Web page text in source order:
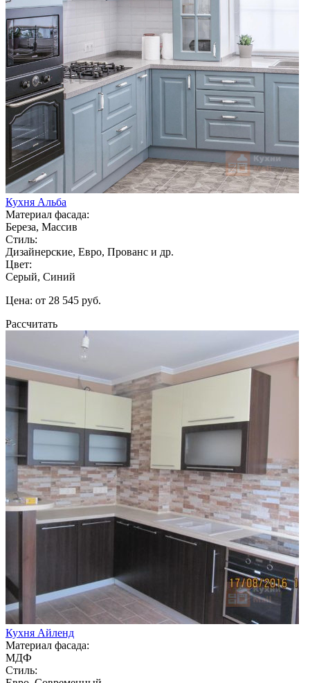
Кухня Альба
Материал фасада:
Береза, Массив
Стиль:
Дизайнерские, Евро, Прованс и др.
Цвет:
Серый, Синий
Цена: от 28 545 руб.
Рассчитать
Кухня Айленд
Материал фасада:
МДФ
Стиль: